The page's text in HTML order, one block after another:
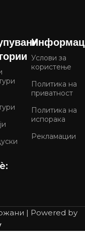
Услови за
користење
Политика на
приватност
Политика на
испорака
Рекламации
| Powered by